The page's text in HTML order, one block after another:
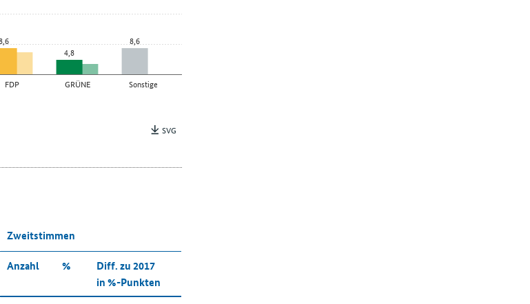
FDP GRÜNE Sonstige
4,8
8,6
SVG
Zweitstimmen
Anzahl %
Diff. zu 2017
in %-Punkten